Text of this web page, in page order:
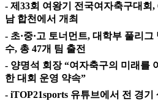
- 제33회 여왕기 전국여자축구대회,
남 합천에서 개최
- 초·중·고 토너먼트, 대학부 풀리
수, 총 47개 팀 출전
- 양명석 회장 “여자축구의 미래를
한 대회 운영 약속”
- iTOP21sports 유튜브에서 전 경기